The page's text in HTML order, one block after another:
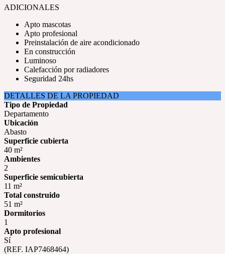
ADICIONALES
Apto mascotas
Apto profesional
Preinstalación de aire acondicionado
En construcción
Luminoso
Calefacción por radiadores
Seguridad 24hs
DETALLES DE LA PROPIEDAD
Tipo de Propiedad
Departamento
Ubicación
Abasto
Superficie cubierta
40 m²
Ambientes
2
Superficie semicubierta
11 m²
Total construido
51 m²
Dormitorios
1
Apto profesional
Sí
(REF. IAP7468464)